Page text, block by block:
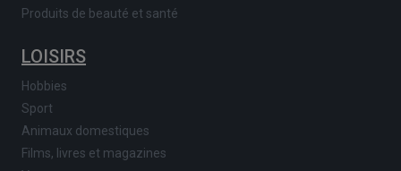
Produits de beauté et santé
LOISIRS
Hobbies
Sport
Animaux domestiques
Films, livres et magazines